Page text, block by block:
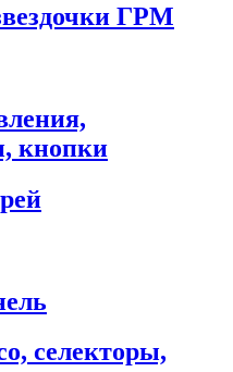
ГРМ
кнопки
селекторы,